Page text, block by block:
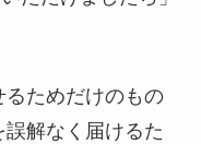
ためだけのもの
解なく届けるた